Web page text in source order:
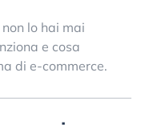
lo hai mai
e cosa
di e-commerce.